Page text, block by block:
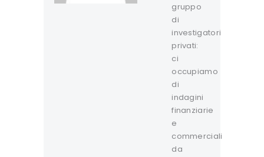
gruppo
di
investigatori
privati:
ci
occupiamo
di
indagini
finanziarie
e
commerciali
da